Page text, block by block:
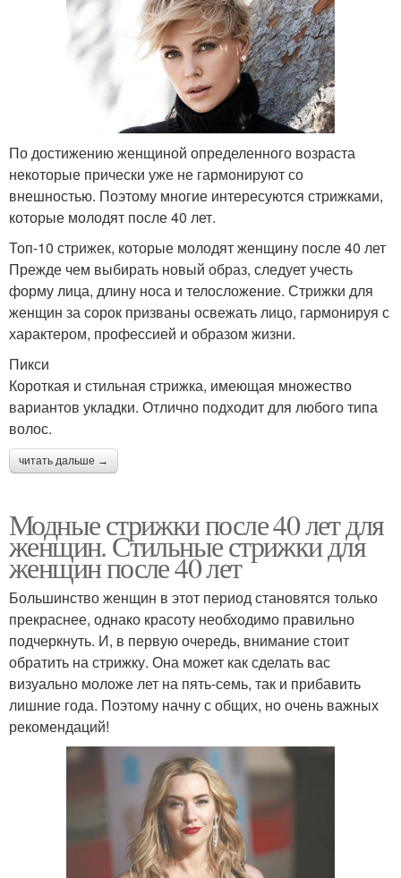
По достижению женщиной определенного возраста
некоторые прически уже не гармонируют со
внешностью. Поэтому многие интересуются стрижками,
которые молодят после 40 лет.
Топ-10 стрижек, которые молодят женщину после 40 лет
Прежде чем выбирать новый образ, следует учесть
форму лица, длину носа и телосложение. Стрижки для
женщин за сорок призваны освежать лицо, гармонируя с
характером, профессией и образом жизни.
Пикси
Короткая и стильная стрижка, имеющая множество
вариантов укладки. Отлично подходит для любого типа
волос.
читать дальше →
Модные стрижки после 40 лет для
женщин. Стильные стрижки для
женщин после 40 лет
Большинство женщин в этот период становятся только
прекраснее, однако красоту необходимо правильно
подчеркнуть. И, в первую очередь, внимание стоит
обратить на стрижку. Она может как сделать вас
визуально моложе лет на пять-семь, так и прибавить
лишние года. Поэтому начну с общих, но очень важных
рекомендаций!